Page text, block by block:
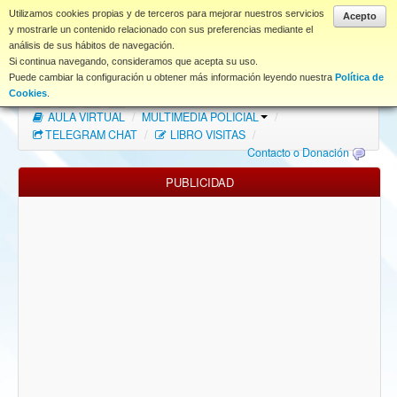
Acepto
Utilizamos cookies propias y de terceros para mejorar nuestros servicios
y mostrarle un contenido relacionado con sus preferencias mediante el
análisis de sus hábitos de navegación.
Si continua navegando, consideramos que acepta su uso.
Puede cambiar la configuración u obtener más información leyendo nuestra Política de
Cookies
www.coet.es
Portal
Índice Foros
FAQ
NORMAS FORO
Descargas
AULA VIRTUAL / MULTIMEDIA POLICIAL
/
TELEGRAM CHAT / LIBRO VISITAS /
Contacto o Donación
PUBLICIDAD